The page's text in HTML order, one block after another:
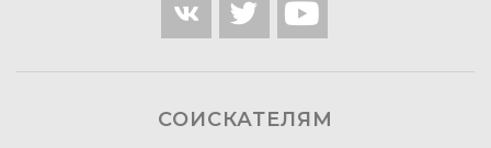
СОИСКАТЕЛЯМ